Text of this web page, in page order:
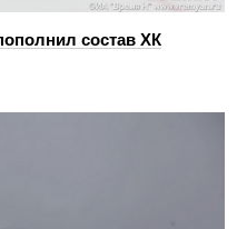
состав ХК